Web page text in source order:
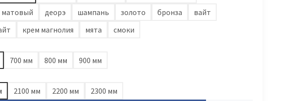
матовый
деорэ шампань золото бронза
вайт
крем магнолия мята
смоки
700 мм 800 мм
900 мм
2100 мм 2200 мм 2300 мм